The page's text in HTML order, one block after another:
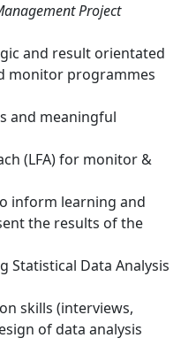
Project
and result orientated
monitor programmes
and meaningful
(LFA) for monitor &
inform learning and
the results of the
Statistical Data Analysis
skills (interviews,
of data analysis